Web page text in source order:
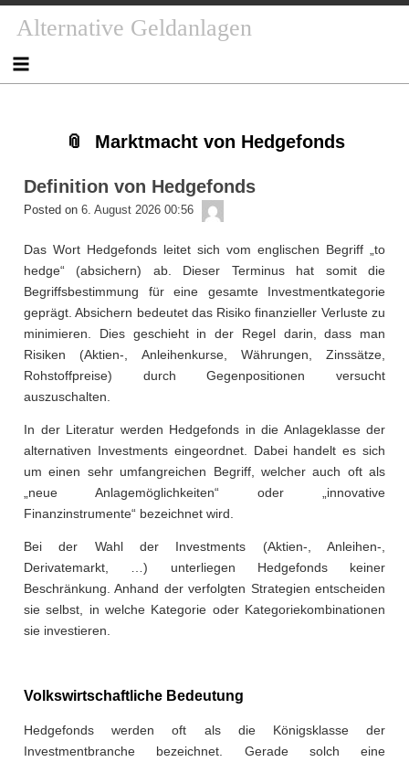
to
content
to
NAV_MENU-
to
NAV_MENU-
to
NAV_MENU-
to
NAV_MENU-
to
MSCHANDL
to
TEXT-
to
TEXT-
to
TEXT-
Alternative Geldanlagen
Marktmacht von Hedgefonds
Definition von Hedgefonds
Posted on 6. August 2026 00:56
Das Wort Hedgefonds leitet sich vom englischen Begriff „to
hedge“ (absichern) ab. Dieser Terminus hat somit die
Begriffsbestimmung für eine gesamte Investmentkategorie
geprägt. Absichern bedeutet das Risiko finanzieller Verluste zu
minimieren. Dies geschieht in der Regel darin, dass man
Risiken (Aktien-, Anleihenkurse, Währungen, Zinssätze,
Rohstoffpreise) durch Gegenpositionen versucht
auszuschalten.
In der Literatur werden Hedgefonds in die Anlageklasse der
alternativen Investments eingeordnet. Dabei handelt es sich
um einen sehr umfangreichen Begriff, welcher auch oft als
„neue Anlagemöglichkeiten“ oder „innovative
Finanzinstrumente“ bezeichnet wird.
Bei der Wahl der Investments (Aktien-, Anleihen-,
Derivatemarkt, …) unterliegen Hedgefonds keiner
Beschränkung. Anhand der verfolgten Strategien entscheiden
sie selbst, in welche Kategorie oder Kategoriekombinationen
sie investieren.
Volkswirtschaftliche Bedeutung
Hedgefonds werden oft als die Königsklasse der
Investmentbranche bezeichnet. Gerade solch eine